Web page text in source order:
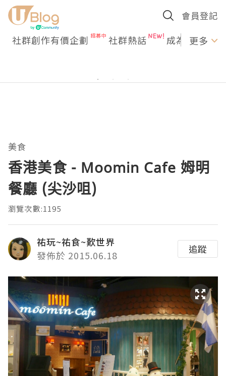
會員登記
社群創作有價企劃 社群熱話 成為U更多
美食
香港美食 - Moomin Cafe 姆明
餐廳 (尖沙咀)
瀏覽次數:1195
祐玩~祐食~歎世界
發佈於 2015.06.18
追蹤